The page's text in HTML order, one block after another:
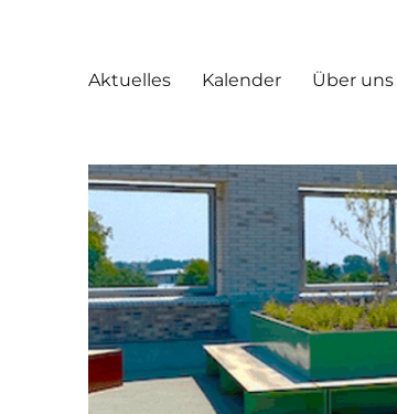
Aktuelles Kalender Über uns